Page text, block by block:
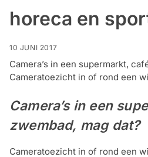
Alarm
installatie
Camera's
Intercom
horeca en
10 JUNI 2017
Camera’s in een supermarkt,
Cameratoezicht in of rond een
Camera’s in een
zwembad, mag dat?
Cameratoezicht in of rond een